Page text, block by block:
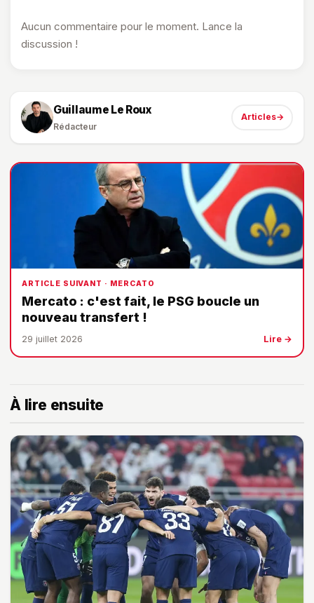
Aucun commentaire pour le moment. Lance la
discussion !
Guillaume Le Roux
Rédacteur
Articles→
ARTICLE SUIVANT · MERCATO
Mercato : c'est fait, le PSG boucle un
nouveau transfert !
29 juillet 2026 Lire →
À lire ensuite